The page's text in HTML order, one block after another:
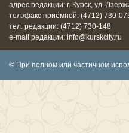
адрес редакции: г. Курск, ул.
тел./факс приёмной: (4712) 730-
тел. редакции: (4712) 730-148
e-mail редакции: info@kurskcity.ru
© При полном или частичном